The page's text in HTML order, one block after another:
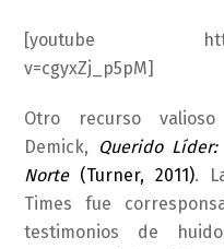
[youtube http://
v=cgyxZj_p5pM]
Otro recurso
Demick,
Querido
Norte(Turner, 2011).
Times fue
testimonios de